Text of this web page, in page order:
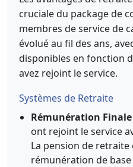
cruciale du package de
membres de service de
évolué au fil des ans,
disponibles en fonction
avez rejoint le service.
Systèmes de Retraite
Rémunération Finale
ont rejoint le service
La pension de
rémunération de base